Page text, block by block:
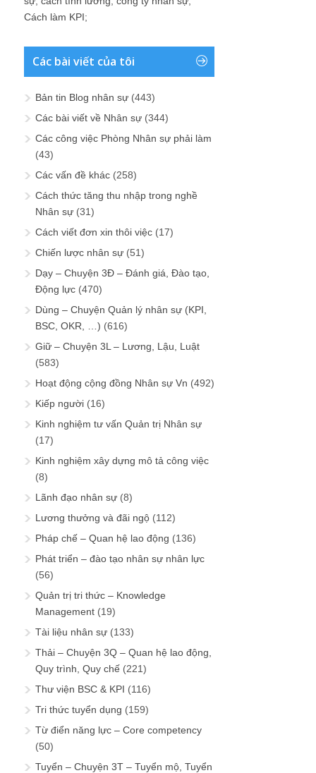
Cách làm KPI;
Các bài viết của tôi
Bản tin Blog nhân sự (443)
Các bài viết về Nhân sự (344)
Các công việc Phòng Nhân sự phải làm
(43)
Các vấn đề khác (258)
Cách thức tăng thu nhập trong nghề
Nhân sự (31)
Cách viết đơn xin thôi việc (17)
Chiến lược nhân sự (51)
Dạy – Chuyện 3Đ – Đánh giá, Đào tạo,
Động lực (470)
Dùng – Chuyện Quản lý nhân sự (KPI,
BSC, OKR, …) (616)
Giữ – Chuyện 3L – Lương, Lậu, Luật
(583)
Hoạt động cộng đồng Nhân sự Vn (492)
Kiếp người (16)
Kinh nghiệm tư vấn Quản trị Nhân sự
(17)
Kinh nghiệm xây dựng mô tả công việc
(8)
Lãnh đạo nhân sự (8)
Lương thưởng và đãi ngộ (112)
Pháp chế – Quan hệ lao động (136)
Phát triển – đào tạo nhân sự nhân lực
(56)
Quản trị tri thức – Knowledge
Management (19)
Tài liệu nhân sự (133)
Thải – Chuyện 3Q – Quan hệ lao động,
Quy trình, Quy chế (221)
Thư viện BSC & KPI (116)
Tri thức tuyển dụng (159)
Từ điển năng lực – Core competency
(50)
Tuyển – Chuyện 3T – Tuyển mộ, Tuyển